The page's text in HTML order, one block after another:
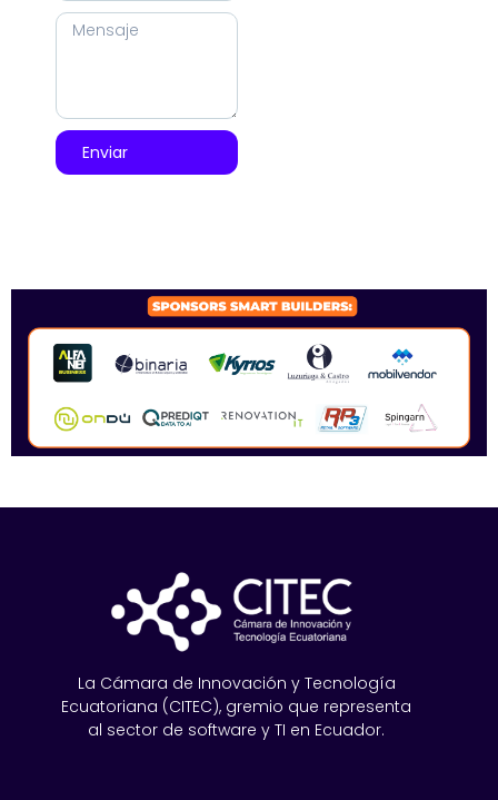
Enviar
La Cámara de Innovación y Tecnología
Ecuatoriana (CITEC), gremio que representa
al sector de software y TI en Ecuador.